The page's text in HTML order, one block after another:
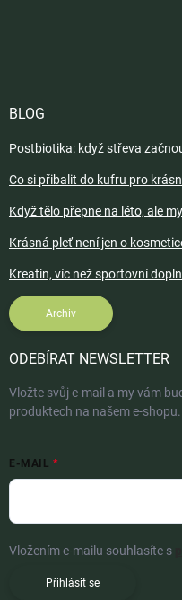
BLOG
Postbiotika: když střeva
Co si přibalit do kufru pro
Když tělo přepne na léto, ale
Krásná pleť není jen o
Kreatin, víc než sportovní
Archiv
ODEBÍRAT NEWSLETTER
Vložte svůj e-mail a my vám
produktech na našem e-shopu.
E-MAIL
Vložením e-mailu souhlasíte s
Přihlásit se